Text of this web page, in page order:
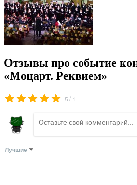
Отзывы про событие
«Моцарт. Реквием»
5 / 1
Лучшие